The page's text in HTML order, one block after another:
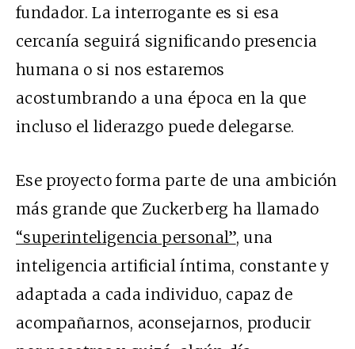
fundador. La interrogante es si esa
cercanía seguirá significando presencia
humana o si nos estaremos
acostumbrando a una época en la que
incluso el liderazgo puede delegarse.
Ese proyecto forma parte de una ambición
más grande que Zuckerberg ha llamado
“superinteligencia personal”, una
inteligencia artificial íntima, constante y
adaptada a cada individuo, capaz de
acompañarnos, aconsejarnos, producir